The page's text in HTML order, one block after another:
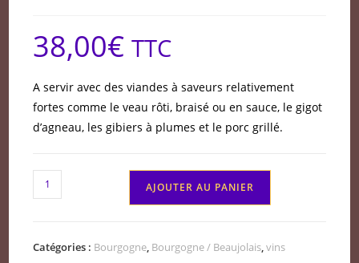
38,00€ TTC
A servir avec des viandes à saveurs relativement
fortes comme le veau rôti, braisé ou en sauce, le gigot
d’agneau, les gibiers à plumes et le porc grillé.
quantité
de
AJOUTER AU PANIER
Catégories : Bourgogne Bourgogne / Beaujolais ,vins